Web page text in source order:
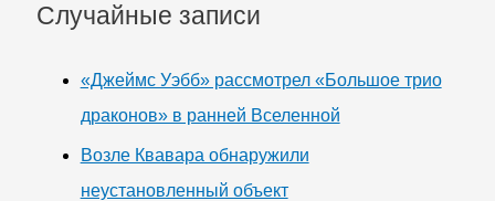
Случайные записи
«Джеймс Уэбб» рассмотрел «Большое трио
драконов» в ранней Вселенной
Возле Квавара обнаружили
неустановленный объект